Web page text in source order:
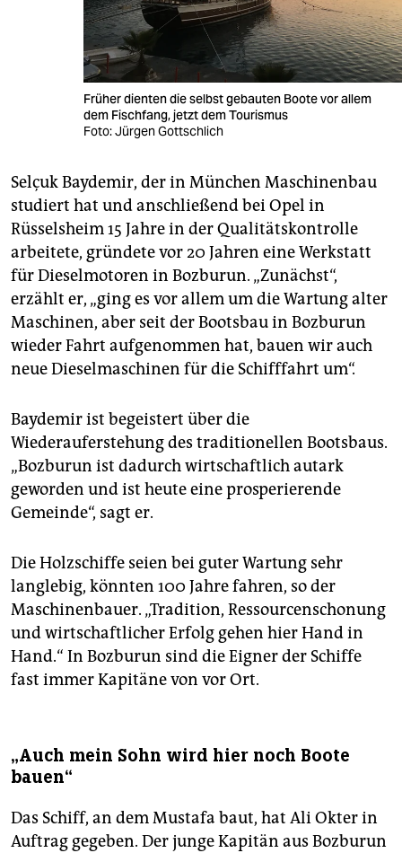
Früher dienten die selbst gebauten Boote vor allem
dem Fischfang, jetzt dem Tourismus
Foto: Jürgen Gottschlich
Selçuk Baydemir, der in München Maschinenbau
studiert hat und anschließend bei Opel in
Rüsselsheim 15 Jahre in der Qualitätskontrolle
arbeitete, gründete vor 20 Jahren eine Werkstatt
für Dieselmotoren in Bozburun. „Zunächst“,
erzählt er, „ging es vor allem um die Wartung alter
Maschinen, aber seit der Bootsbau in Bozburun
wieder Fahrt aufgenommen hat, bauen wir auch
neue Dieselmaschinen für die Schifffahrt um“.
Baydemir ist begeistert über die
Wiederauferstehung des traditionellen Bootsbaus.
„Bozburun ist dadurch wirtschaftlich autark
geworden und ist heute eine prosperierende
Gemeinde“, sagt er.
Die Holzschiffe seien bei guter Wartung sehr
langlebig, könnten 100 Jahre fahren, so der
Maschinenbauer. „Tradition, Ressourcenschonung
und wirtschaftlicher Erfolg gehen hier Hand in
Hand.“ In Bozburun sind die Eigner der Schiffe
fast immer Kapitäne von vor Ort.
„Auch mein Sohn wird hier noch Boote
bauen“
Das Schiff, an dem Mustafa baut, hat Ali Okter in
Auftrag gegeben. Der junge Kapitän aus Bozburun